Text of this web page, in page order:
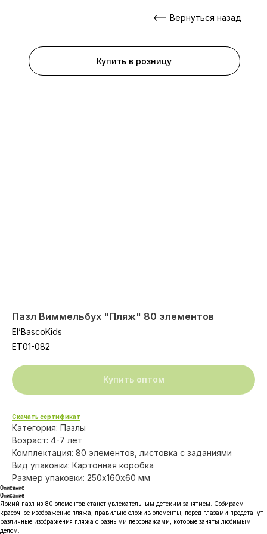
Купить в розницу
Вернуться назад
Пазл Виммельбух "Пляж" 80 элементов
El’BascoKids
ET01-082
Купить оптом
Скачать сертификат
Категория: Пазлы
Возраст: 4-7 лет
Комплектация: 80 элементов, листовка с заданиями
Вид упаковки: Картонная коробка
Размер упаковки: 250х160х60 мм
Описание
Описание
Яркий пазл из 80 элементов станет увлекательным детским занятием. Собираем
красочное изображение пляжа, правильно сложив элементы, перед глазами предстанут
различные изображения пляжа с разными персонажами, которые заняты любимым
делом.